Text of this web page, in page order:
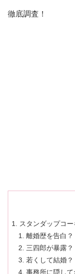
徹底調査！
スタンダップコ
離婚歴を告白？
三四郎が暴露？
若くして結婚？
事務所に隠して